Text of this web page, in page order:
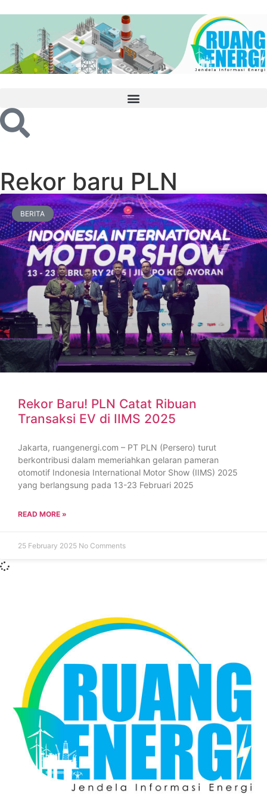
Rekor baru PLN
BERITA
Rekor Baru! PLN Catat Ribuan
Transaksi EV di IIMS 2025
Jakarta, ruangenergi.com – PT PLN (Persero) turut
berkontribusi dalam memeriahkan gelaran pameran
otomotif Indonesia International Motor Show (IIMS) 2025
yang berlangsung pada 13-23 Februari 2025
READ MORE »
25 February 2025 No Comments